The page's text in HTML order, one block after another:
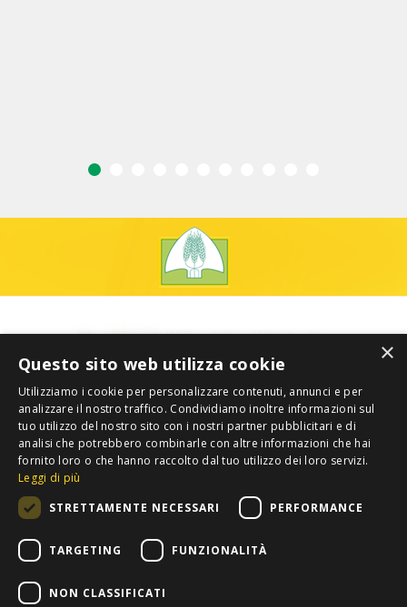
×
Questo sito web utilizza cookie
Utilizziamo i cookie per personalizzare contenuti, annunci e per
analizzare il nostro traffico. Condividiamo inoltre informazioni sul
tuo utilizzo del nostro sito con i nostri partner pubblicitari e di
analisi che potrebbero combinarle con altre informazioni che hai
fornito loro o che hanno raccolto dal tuo utilizzo dei loro servizi.
Leggi di più
STRETTAMENTE NECESSARI
PERFORMANCE
TARGETING FUNZIONALITÀ
NON CLASSIFICATI